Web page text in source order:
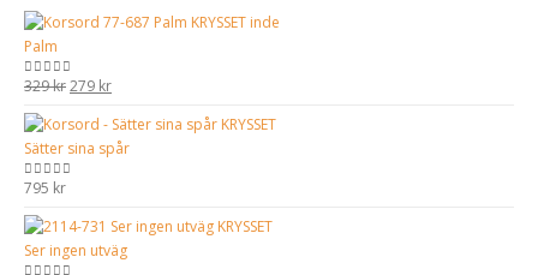
Palm
0out of 5
329kr Det
priset
var:
279 krDet
priset
är:
Sätter sina spår
0out of 5
795 kr
Ser ingen utväg